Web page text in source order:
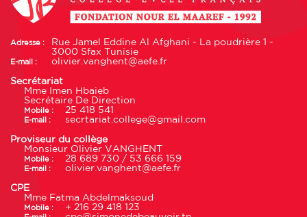
Adresse :
Rue Jamel Eddine Al Afghani - La poudrière 1 -
3000 Sfax Tunisie
E-mail : olivier.vanghent@aefe.fr
Secrétariat
Mme Imen Hbaieb
Secrétaire De Direction
Mobile : 25 418 541
E-mail : secrtariat.college@gmail.com
Proviseur du collège
Monsieur Olivier VANGHENT
Mobile : 28 689 730 / 53 666 159
E-mail : olivier.vanghent@aefe.fr
CPE
Mme Fatma Abdelmaksoud
Mobile : + 216 29 418 123